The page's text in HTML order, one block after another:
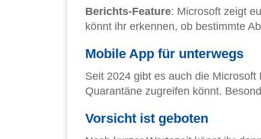
Berichts-Feature: Microsoft zeigt
könnt ihr erkennen, ob bestimmte
Mobile App für unterwegs
Seit 2024 gibt es auch die
Quarantäne zugreifen könnt.
Vorsicht ist geboten